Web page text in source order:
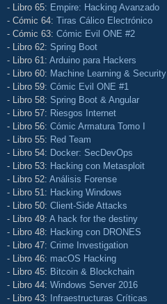
- Libro 65: Empire: Hacking Avanzado
- Cómic 64: Tiras Cálico Electrónico
- Cómic 63: Cómic Evil ONE #2
- Libro 62: Spring Boot
- Libro 61: Arduino para Hackers
- Libro 60: Machine Learning & Security
- Libro 59: Cómic Evil ONE #1
- Libro 58: Spring Boot & Angular
- Libro 57: Riesgos Internet
- Libro 56: Cómic Armatura Tomo I
- Libro 55: Red Team
- Libro 54: Docker: SecDevOps
- Libro 53: Hacking con Metasploit
- Libro 52: Análisis Forense
- Libro 51: Hacking Windows
- Libro 50: Client-Side Attacks
- Libro 49: A hack for the destiny
- Libro 48: Hacking con DRONES
- Libro 47: Crime Investigation
- Libro 46: macOS Hacking
- Libro 45: Bitcoin & Blockchain
- Libro 44: Windows Server 2016
- Libro 43: Infraestructuras Críticas